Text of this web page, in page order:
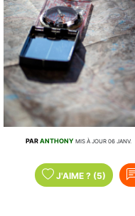
PARANTHONY MIS À JOUR 06 JANV.
J'AIME ? (5)